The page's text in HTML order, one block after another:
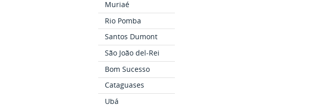
Muriaé
Rio Pomba
Santos Dumont
São João del-Rei
Bom Sucesso
Cataguases
Ubá